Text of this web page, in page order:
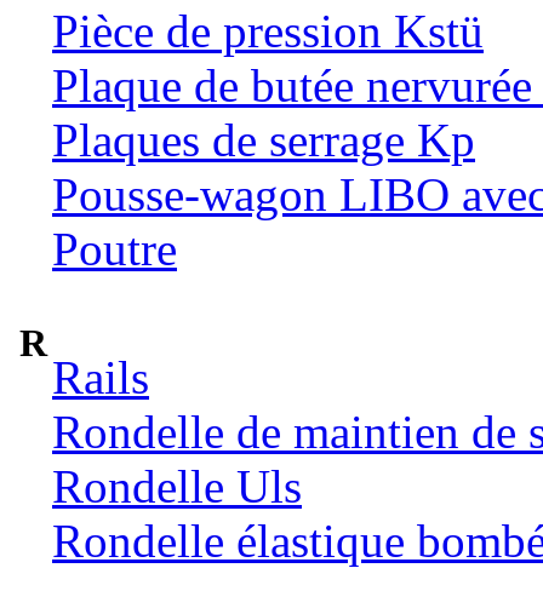
Pièce de pression Kstü
Plaque de butée
Plaques de serrage Kp
Pousse-wagon LIBO
Poutre
R
Rails
Rondelle de maintien de
Rondelle Uls
Rondelle élastique